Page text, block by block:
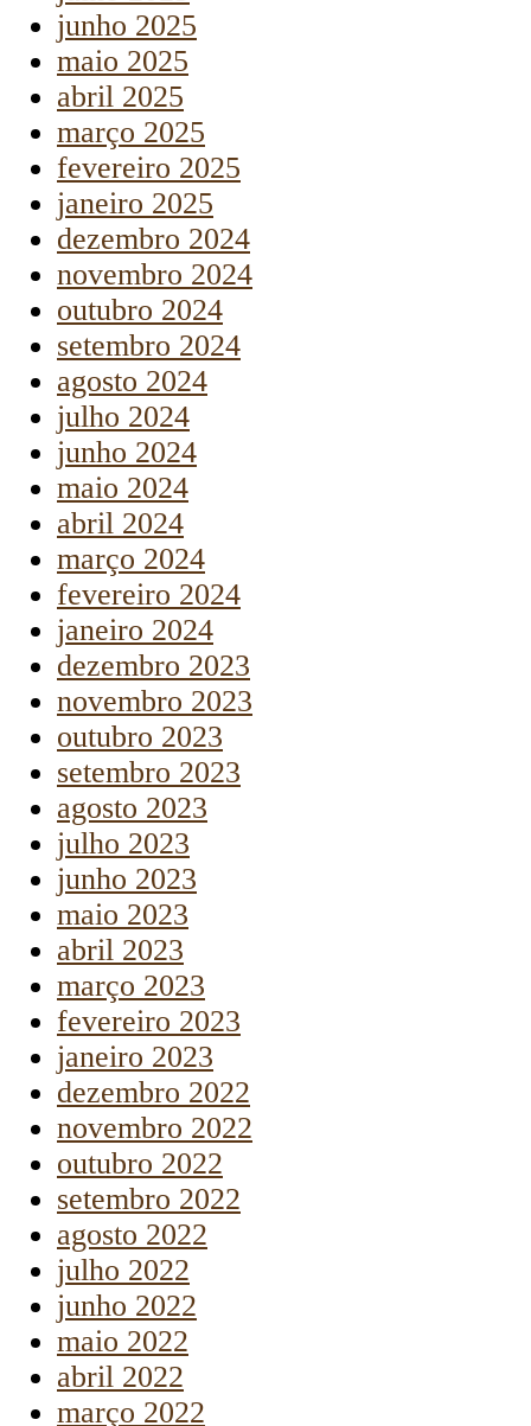
junho 2025
maio 2025
abril 2025
março 2025
fevereiro 2025
janeiro 2025
dezembro 2024
novembro 2024
outubro 2024
setembro 2024
agosto 2024
julho 2024
junho 2024
maio 2024
abril 2024
março 2024
fevereiro 2024
janeiro 2024
dezembro 2023
novembro 2023
outubro 2023
setembro 2023
agosto 2023
julho 2023
junho 2023
maio 2023
abril 2023
março 2023
fevereiro 2023
janeiro 2023
dezembro 2022
novembro 2022
outubro 2022
setembro 2022
agosto 2022
julho 2022
junho 2022
maio 2022
abril 2022
março 2022